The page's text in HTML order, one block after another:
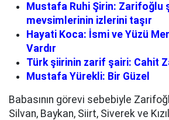
Mustafa Ruhi Şirin: Zarifoğlu
mevsimlerinin izlerini taşır
Hayati Koca: İsmi ve Yüzü
Vardır
Türk şiirinin zarif şairi: Cahit
Mustafa Yürekli: Bir Güzel
Babasının görevi sebebiyle
Silvan, Baykan, Siirt, Siverek ve